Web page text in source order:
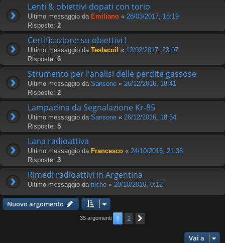
Lenti & obiettivi dopati con torio
Ultimo messaggio da Emiliano « 28/03/2017, 18:19
Risposte: 2
Certificazione su obiettivi !
Ultimo messaggio da Teslacoil « 12/02/2017, 23:07
Risposte: 6
Strumento per l'analisi delle perdite gassose
Ultimo messaggio da Sansone « 26/12/2016, 18:41
Risposte: 2
Lampadina da Segnalazione Kr-85
Ultimo messaggio da Sansone « 26/12/2016, 18:34
Risposte: 5
Lana radioattiva
Ultimo messaggio da Francesco « 24/10/2016, 21:38
Risposte: 3
Rimedi radioattivi in Argentina
Ultimo messaggio da fijcho « 20/10/2016, 0:12
Nuovo argomento
35 argomenti 1 2
Vai a